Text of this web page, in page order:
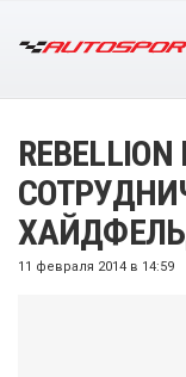
11 февраля 2014 в 14:59